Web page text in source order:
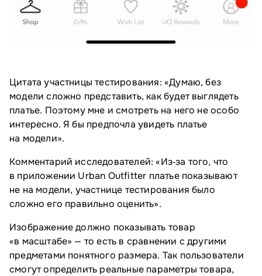
Цитата участницы тестирования: «Думаю, без
модели сложно представить, как будет выглядеть
платье. Поэтому мне и смотреть на него не особо
интересно. Я бы предпочла увидеть платье
на модели».
Комментарий исследователей: «Из‑за того, что
в приложении Urban Outfitter платье показывают
не на модели, участнице тестирования было
сложно его правильно оценить».
Изображение должно показывать товар
«в масштабе» — то есть в сравнении с другими
предметами понятного размера. Так пользователи
смогут определить реальные параметры товара,